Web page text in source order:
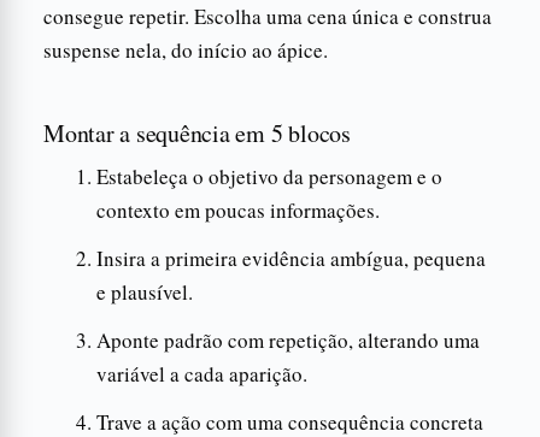
consegue repetir. Escolha uma cena única e construa
suspense nela, do início ao ápice.
Montar a sequência em 5 blocos
Estabeleça o objetivo da personagem e o
contexto em poucas informações.
Insira a primeira evidência ambígua, pequena
e plausível.
Aponte padrão com repetição, alterando uma
variável a cada aparição.
Trave a ação com uma consequência concreta